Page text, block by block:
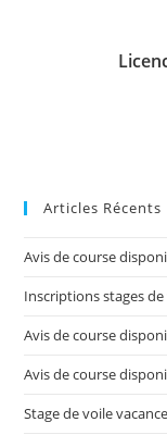
Articles Récents
Avis de course
Inscriptions stages
Avis de course
Avis de course
Stage de voile